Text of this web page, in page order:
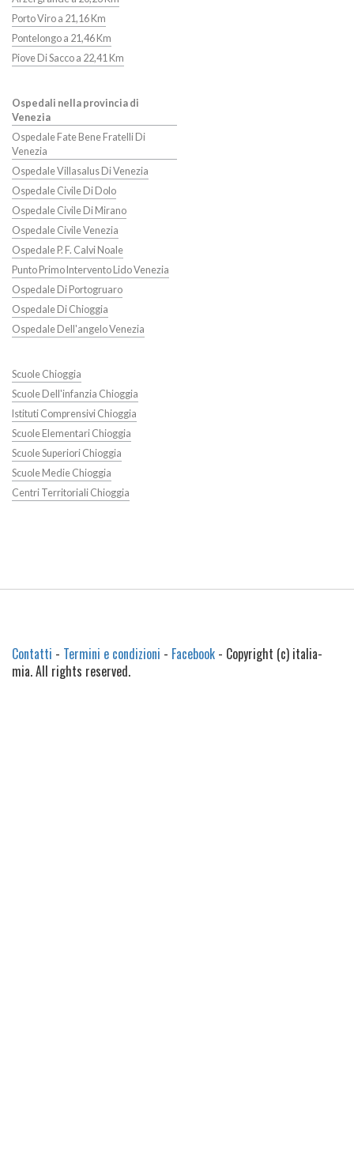
Porto Viro a 21,16 Km
Pontelongo a 21,46 Km
Piove Di Sacco a 22,41 Km
Ospedali nella provincia di
Venezia
Ospedale Fate Bene Fratelli Di
Venezia
Ospedale Villasalus Di Venezia
Ospedale Civile Di Dolo
Ospedale Civile Di Mirano
Ospedale Civile Venezia
Ospedale P. F. Calvi Noale
Punto Primo Intervento Lido Venezia
Ospedale Di Portogruaro
Ospedale Di Chioggia
Ospedale Dell'angelo Venezia
Scuole Chioggia
Scuole Dell'infanzia Chioggia
Istituti Comprensivi Chioggia
Scuole Elementari Chioggia
Scuole Superiori Chioggia
Scuole Medie Chioggia
Centri Territoriali Chioggia
Contatti - Termini e condizioni - Facebook - Copyright (c) italia-
mia. All rights reserved.